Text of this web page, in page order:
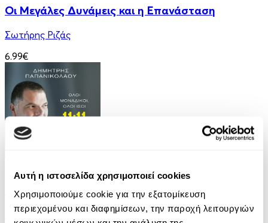
Αυτή η ιστοσελίδα χρησιμοποιεί cookies
Χρησιμοποιούμε cookie για την εξατομίκευση
περιεχομένου και διαφημίσεων, την παροχή λειτουργιών
Οι Μεγάλες Δυνάμεις και η Επανάσταση
Σωτήρης Ριζάς
6.99€
11:11 - Όλοι Μοναδικοί, Όλοι Ίσοι
Δημήτρης Παπανικολάου